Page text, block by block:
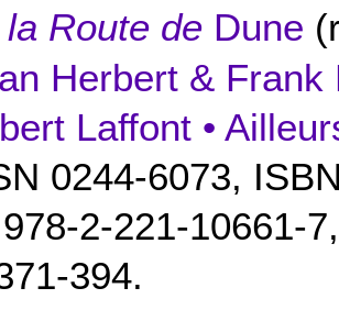
la Route de Dune
Herbert & Frank
Laffont •
0244-6073,
2-221-10661-7
394.